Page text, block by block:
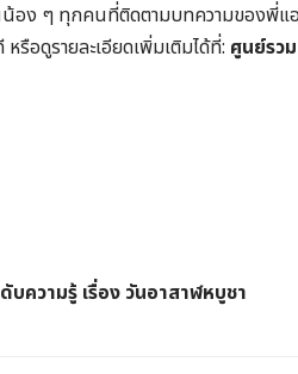
ง ๆ ทุกคนที่ติดตามบทความของพี่แ
อดูรายละเอียดเพิ่มเติมได้ที่: ศูนย์รว
ความรู้ เรื่อง วันอาสาฬหบูชา